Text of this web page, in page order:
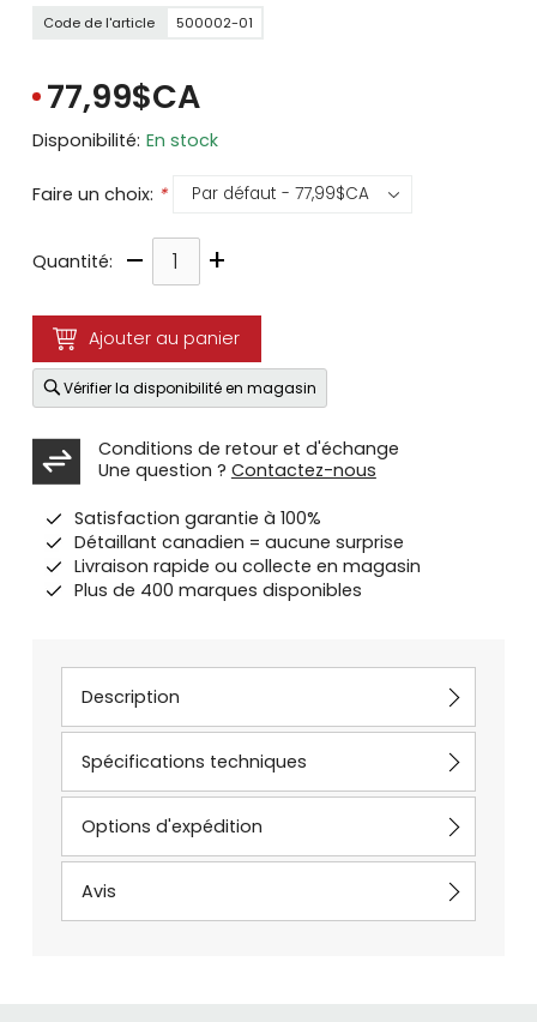
Code de l'article 500002-01
77,99$CA
Disponibilité: En stock
Faire un choix: *
Quantité: – +
Ajouter au panier
Vérifier la disponibilité en magasin
Conditions de retour et d'échange
Une question ? Contactez-nous
Satisfaction garantie à 100%
Détaillant canadien = aucune surprise
Livraison rapide ou collecte en magasin
Plus de 400 marques disponibles
Description
Spécifications techniques
Options d'expédition
Avis